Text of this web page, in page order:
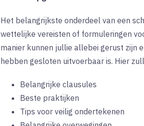
Het belangrijkste onderdeel van een
wettelijke vereisten of formuleringen
manier kunnen jullie allebei gerust zijn
hebben gesloten uitvoerbaar is. Hier
Belangrijke clausules
Beste praktijken
Tips voor veilig ondertekenen